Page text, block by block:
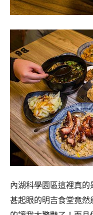
內湖科學園區這裡真
甚起眼的明吉食堂竟